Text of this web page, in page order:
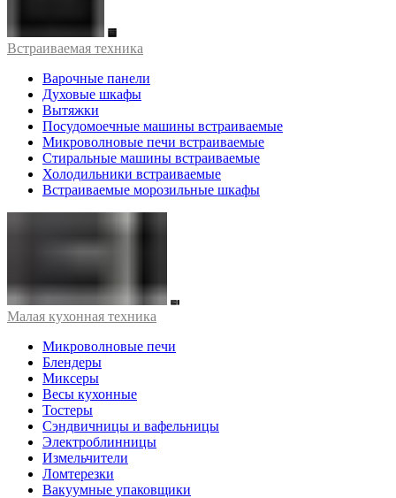
Встраиваемая техника
Варочные панели
Духовые шкафы
Вытяжки
Посудомоечные машины встраиваемые
Микроволновые печи встраиваемые
Стиральные машины встраиваемые
Холодильники встраиваемые
Встраиваемые морозильные шкафы
Малая кухонная техника
Микроволновые печи
Блендеры
Миксеры
Весы кухонные
Тостеры
Сэндвичницы и вафельницы
Электроблинницы
Измельчители
Ломтерезки
Вакуумные упаковщики